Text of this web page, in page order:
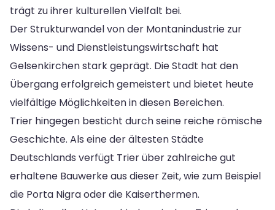
trägt zu ihrer kulturellen Vielfalt bei.
Der Strukturwandel von der Montanindustrie zur
Wissens- und Dienstleistungswirtschaft hat
Gelsenkirchen stark geprägt. Die Stadt hat den
Übergang erfolgreich gemeistert und bietet heute
vielfältige Möglichkeiten in diesen Bereichen.
Trier hingegen besticht durch seine reiche römische
Geschichte. Als eine der ältesten Städte
Deutschlands verfügt Trier über zahlreiche gut
erhaltene Bauwerke aus dieser Zeit, wie zum Beispiel
die Porta Nigra oder die Kaiserthermen.